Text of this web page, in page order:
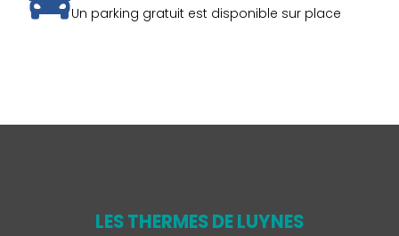
Un parking gratuit est disponible sur place
LES THERMES DE LUYNES